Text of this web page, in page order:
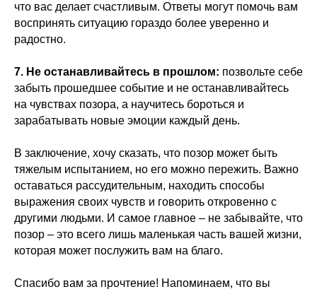
что вас делает счастливым. Ответы могут помочь вам
воспринять ситуацию гораздо более уверенно и
радостно.
7. Не останавливайтесь в прошлом: позвольте себе
забыть прошедшее событие и не останавливайтесь
на чувствах позора, а научитесь бороться и
зарабатывать новые эмоции каждый день.
В заключение, хочу сказать, что позор может быть
тяжелым испытанием, но его можно пережить. Важно
оставаться рассудительным, находить способы
выражения своих чувств и говорить откровенно с
другими людьми. И самое главное – не забывайте, что
позор – это всего лишь маленькая часть вашей жизни,
которая может послужить вам на благо.
Спасибо вам за прочтение! Напоминаем, что вы